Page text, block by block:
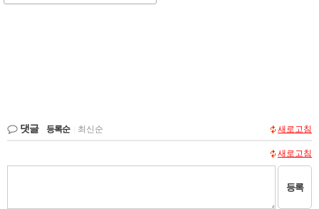
댓글 등록순 최신순 새로고침
새로고침
등록